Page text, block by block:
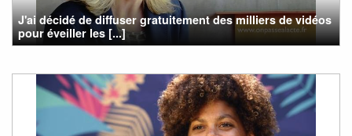
J'ai décidé de diffuser gratuitement des milliers de vidéos
pour éveiller les [...]